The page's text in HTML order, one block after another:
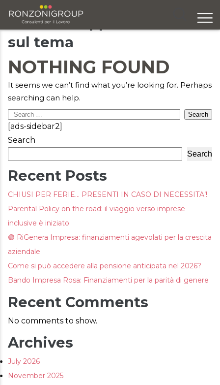
Chi siamo
Servizi
Eventi
Ricerca e selezione
Blog
AREA RISERVATA
Articoli e approfondimenti
sul tema
NOTHING FOUND
It seems we can’t find what you’re looking for. Perhaps
searching can help.
Search
for:
[ads-sidebar2]
Search
Search
Recent Posts
CHIUSI PER FERIE… PRESENTI IN CASO DI NECESSITA’!
Parental Policy on the road: il viaggio verso imprese
inclusive è iniziato
🟢 RiGenera Impresa: finanziamenti agevolati per la crescita
aziendale
Come si può accedere alla pensione anticipata nel 2026?
Bando Impresa Rosa: Finanziamenti per la parità di genere
Recent Comments
No comments to show.
Archives
July 2026
November 2025